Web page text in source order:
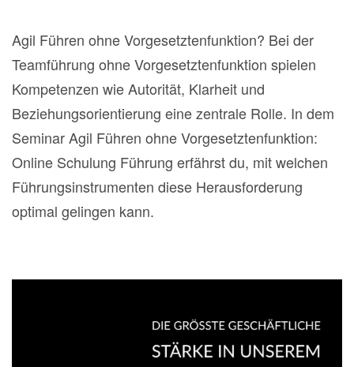
Agil Führen ohne Vorgesetztenfunktion? Bei der
Teamführung ohne Vorgesetztenfunktion spielen
Kompetenzen wie Autorität, Klarheit und
Beziehungsorientierung eine zentrale Rolle. In dem
Seminar Agil Führen ohne Vorgesetztenfunktion:
Online Schulung Führung erfährst du, mit welchen
Führungsinstrumenten diese Herausforderung
optimal gelingen kann.